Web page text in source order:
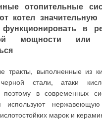
отопительные
котел значительную
в
мощности или
тракты, выполненные из
стали, атаки
поэтому в современных
используют
марок и
водосчетчик
водопотребления в быту
психологический
выгоды учета
с началом
водосчетчиков с
снятия
водосчетчики